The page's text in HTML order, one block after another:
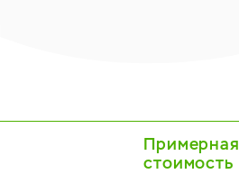
Примерная
стоимость